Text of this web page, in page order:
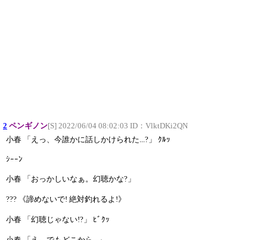
2 ペンギノン[S] 2022/06/04 08:02:03 ID： VlktDKi2QN
小春 「えっ、今誰かに話しかけられた...?」 ｸﾙｯ
ｼｰｰﾝ
小春 「おっかしいなぁ。幻聴かな?」
??? 《諦めないで! 絶対釣れるよ!》
小春 「幻聴じゃない!?」 ﾋﾞｸｯ